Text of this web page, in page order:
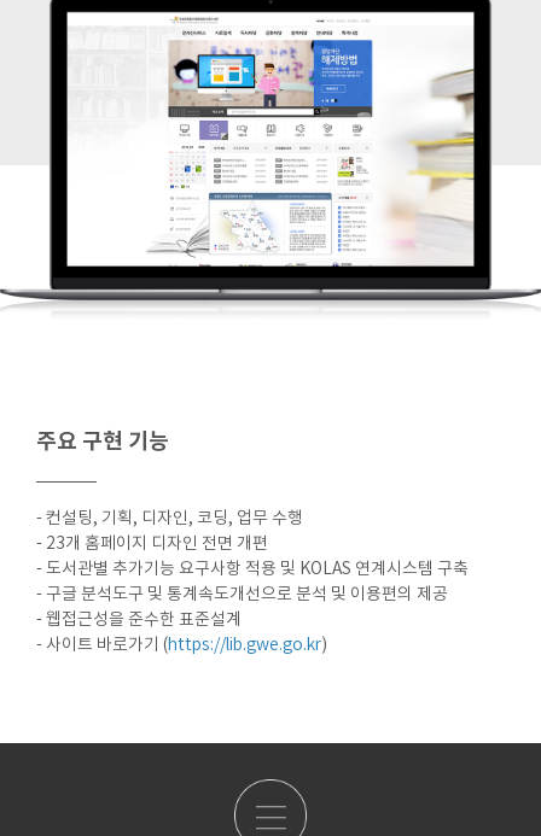
주요 구현 기능
- 컨설팅, 기획, 디자인, 코딩, 업무 수행
- 23개 홈페이지 디자인 전면 개편
- 도서관별 추가기능 요구사항 적용 및 KOLAS 연계시스템 구축
- 구글 분석도구 및 통계속도개선으로 분석 및 이용편의 제공
- 웹접근성을 준수한 표준설계
- 사이트 바로가기 (https://lib.gwe.go.kr)